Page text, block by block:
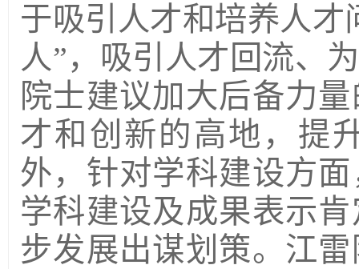
于吸引人才和培养人
人”，吸引人才回流、
院士建议加大后备力
才和创新的高地，提
外，针对学科建设方
学科建设及成果表示
步发展出谋划策。江